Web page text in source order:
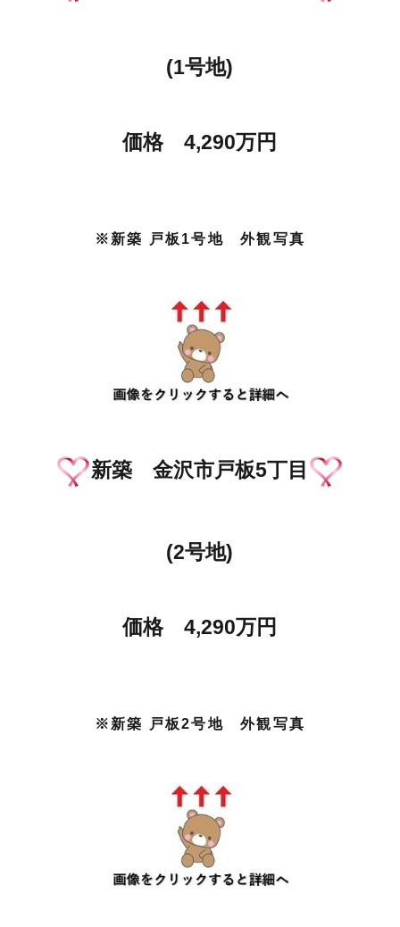
(1号地)
価格 4,290万円
※新築 戸板1号地 外観写真
新築 金沢市戸板5丁目
(2号地)
価格 4,290万円
※新築 戸板2号地 外観写真